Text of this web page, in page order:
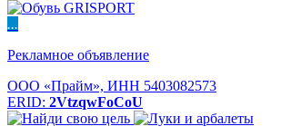
...
Рекламное объявление
ООО «Прайм», ИНН 5403082573
ERID: 2VtzqwFoCoU